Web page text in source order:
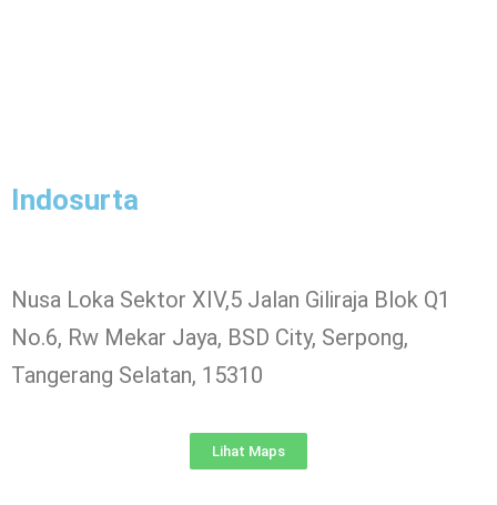
Indosurta
Nusa Loka Sektor XIV,5 Jalan Giliraja Blok Q1
No.6, Rw Mekar Jaya, BSD City, Serpong,
Tangerang Selatan, 15310
Lihat Maps